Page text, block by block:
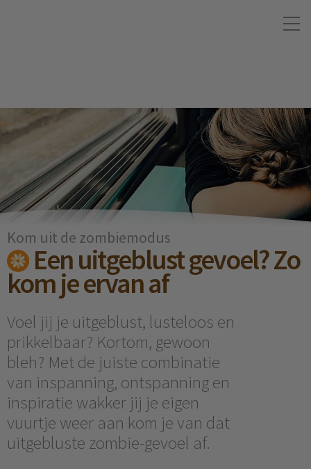
Kom uit de zombiemodus
Een uitgeblust gevoel? Zo
kom je ervan af
Voel jij je uitgeblust, lusteloos en
prikkelbaar? Kortom, gewoon
bleh? Met de juiste combinatie
van inspanning, ontspanning en
inspiratie wakker jij je eigen
vuurtje weer aan kom je van dat
uitgebluste zombie-gevoel af.